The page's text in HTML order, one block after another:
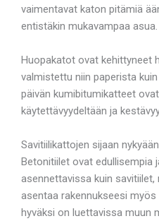
vaimentavat katon pitämiä
entistäkin mukavampaa asua.
Huopakatot ovat kehittyneet
valmistettu niin paperista
päivän kumibitumikatteet
käytettävyydeltään ja
Savitiilikattojen sijaan
Betonitiilet ovat edullisempia
asennettavissa kuin
asentaa rakennukseesi
hyväksi on luettavissa muun